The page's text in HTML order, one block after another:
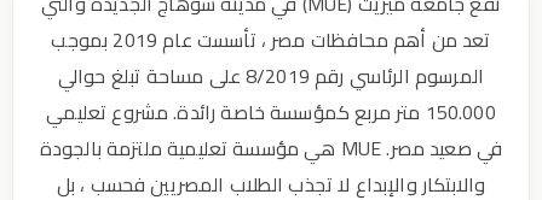
ير
ي
تعد من أهم محافظات مصر ، تأسست عام 2019 بموجب
المرسوم الرئاسي رقم 8/2019 على مساحة تبلغ حوالي
150.000 متر مربع كمؤسسة خاصة رائدة. مشروع تعليمي
في صعيد مصر. MUE هي مؤسسة تعليمية ملتزمة بالجودة
والابتكار والإبداع لا تجذب الطلاب المصريين فحسب ، بل